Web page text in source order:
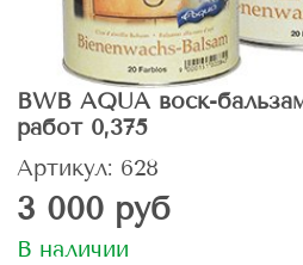
BWB AQUA воск-
работ 0,375
Артикул: 628
3 000 руб
В наличии